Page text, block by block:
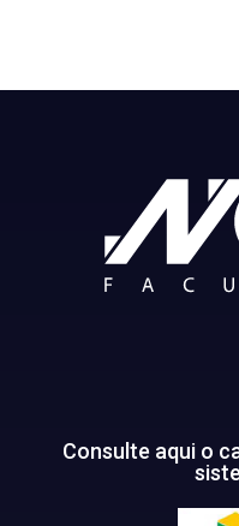
Consulte aqui o